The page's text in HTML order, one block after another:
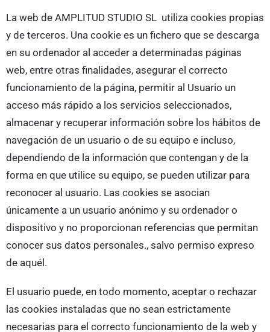
La web de AMPLITUD STUDIO SL utiliza cookies propias
y de terceros. Una cookie es un fichero que se descarga
en su ordenador al acceder a determinadas páginas
web, entre otras finalidades, asegurar el correcto
funcionamiento de la página, permitir al Usuario un
acceso más rápido a los servicios seleccionados,
almacenar y recuperar información sobre los hábitos de
navegación de un usuario o de su equipo e incluso,
dependiendo de la información que contengan y de la
forma en que utilice su equipo, se pueden utilizar para
reconocer al usuario. Las cookies se asocian
únicamente a un usuario anónimo y su ordenador o
dispositivo y no proporcionan referencias que permitan
conocer sus datos personales., salvo permiso expreso
de aquél.
El usuario puede, en todo momento, aceptar o rechazar
las cookies instaladas que no sean estrictamente
necesarias para el correcto funcionamiento de la web y